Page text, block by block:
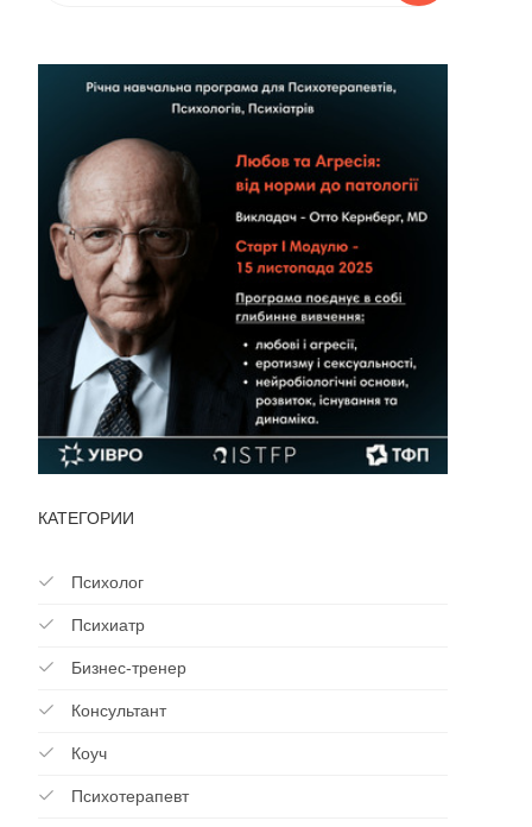
КАТЕГОРИИ
Психолог
Психиатр
Бизнес-тренер
Консультант
Коуч
Психотерапевт